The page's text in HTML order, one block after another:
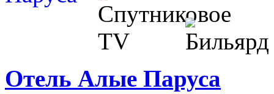
Отель Алые Паруса